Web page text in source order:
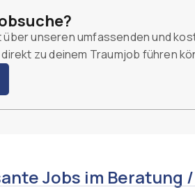
unseren umfassenden und
zu deinem Traumjob führen
Jobs im Beratung